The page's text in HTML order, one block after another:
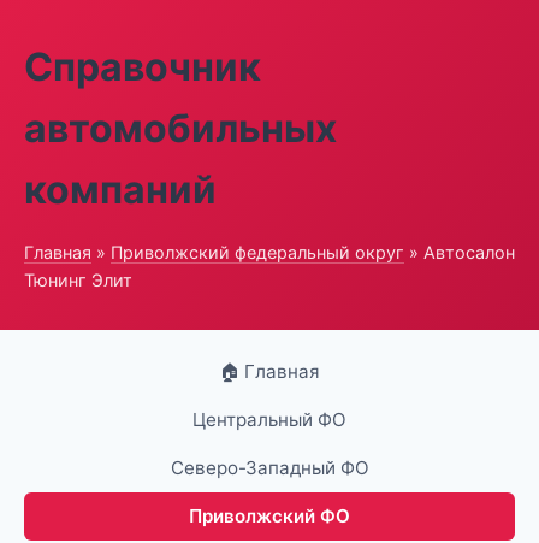
Справочник
автомобильных
компаний
Главная » Приволжский федеральный округ » Автосалон
Тюнинг Элит
🏠 Главная
Центральный ФО
Северо-Западный ФО
Приволжский ФО